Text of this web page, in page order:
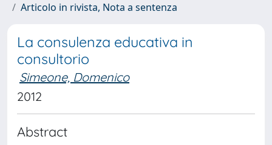
Articolo in rivista, Nota a sentenza
La consulenza educativa in
consultorio
Simeone, Domenico
2012
Abstract